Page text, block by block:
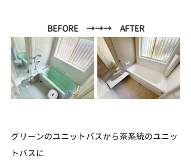
BEFORE　→→→　AFTER
グリーンのユニットバスから茶系統のユニッ
トバスに